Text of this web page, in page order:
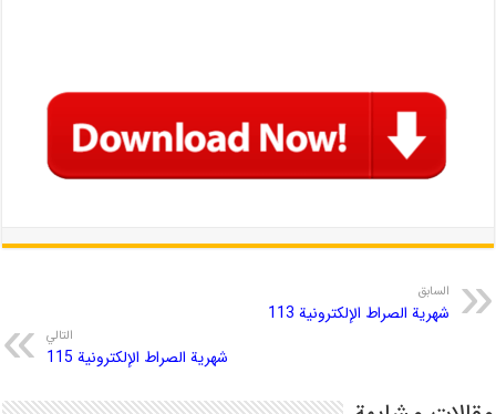
السابق
شهریة الصراط الإلكترونية 113
التالي
شهریة الصراط الإلكترونية 115